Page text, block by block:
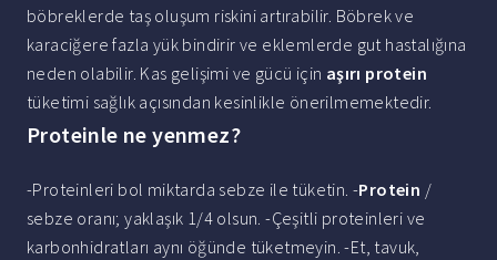
böbreklerde taş oluşum riskini artırabilir. Böbrek ve
karaciğere fazla yük bindirir ve eklemlerde gut hastalığına
neden olabilir. Kas gelişimi ve gücü için aşırı protein
tüketimi sağlık açısından kesinlikle önerilmemektedir.
Proteinle ne yenmez?
-Proteinleri bol miktarda sebze ile tüketin. -Protein /
sebze oranı; yaklaşık 1/4 olsun. -Çeşitli proteinleri ve
karbonhidratları aynı öğünde tüketmeyin. -Et, tavuk,